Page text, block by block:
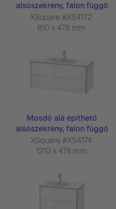
alsószekrény, falon függő
...
XSquare #XS4172
810 x 478 mm
Mosdó alá építhető
alsószekrény, falon függő
...
XSquare #XS4174
1210 x 478 mm